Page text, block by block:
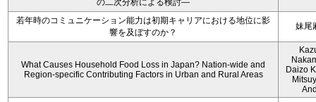
の二次分析による検討―
若年時のコミュニケーション能力は初期キャリアにおける地位に影
響を及ぼすのか？
妹尾
What Causes Household Food Loss in Japan? Nation-wide and
Region-specific Contributing Factors in Urban and Rural Areas
Daizo